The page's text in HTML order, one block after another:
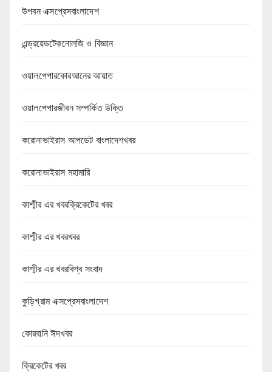
উপবন এক্সপ্রেসবাংলাদেশ
এন্ড্রয়েডটেকনোলজি ও বিজ্ঞান
ওয়ালপেপারকোরআনের আয়াত
ওয়ালপেপারজীবন সম্পর্কিত উক্তি
করোনাভাইরাস আপডেট বাংলাদেশখবর
করোনাভাইরাস মহামারি
কাশ্মীর এর খবরক্রিকেটের খবর
কাশ্মীর এর খবরখবর
কাশ্মীর এর খবরবিশ্ব সংবাদ
কুড়িগ্রাম এক্সপ্রেসবাংলাদেশ
কোরবানি ঈদখবর
ক্রিকেটের খবর